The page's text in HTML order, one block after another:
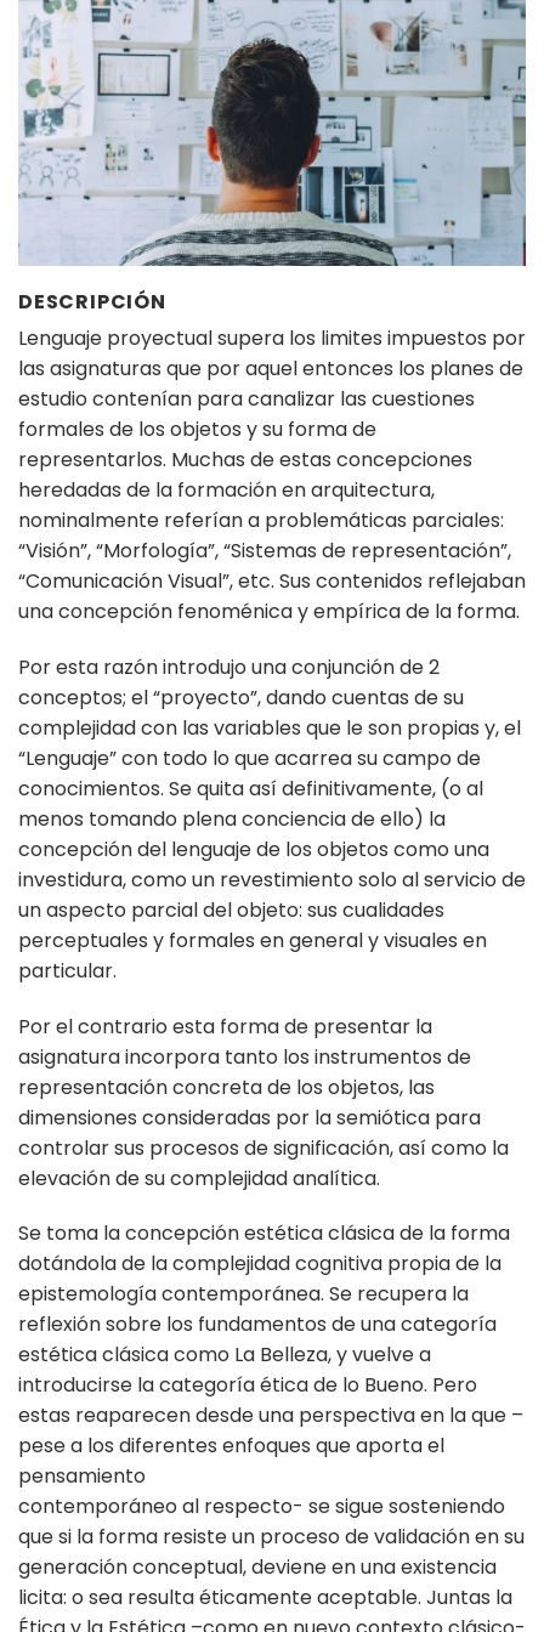
DESCRIPCIÓN
Lenguaje proyectual supera los limites impuestos por
las asignaturas que por aquel entonces los planes de
estudio contenían para canalizar las cuestiones
formales de los objetos y su forma de
representarlos. Muchas de estas concepciones
heredadas de la formación en arquitectura,
nominalmente referían a problemáticas parciales:
“Visión”, “Morfología”, “Sistemas de representación”,
“Comunicación Visual”, etc. Sus contenidos reflejaban
una concepción fenoménica y empírica de la forma.
Por esta razón introdujo una conjunción de 2
conceptos; el “proyecto”, dando cuentas de su
complejidad con las variables que le son propias y, el
“Lenguaje” con todo lo que acarrea su campo de
conocimientos. Se quita así definitivamente, (o al
menos tomando plena conciencia de ello) la
concepción del lenguaje de los objetos como una
investidura, como un revestimiento solo al servicio de
un aspecto parcial del objeto: sus cualidades
perceptuales y formales en general y visuales en
particular.
Por el contrario esta forma de presentar la
asignatura incorpora tanto los instrumentos de
representación concreta de los objetos, las
dimensiones consideradas por la semiótica para
controlar sus procesos de significación, así como la
elevación de su complejidad analítica.
Se toma la concepción estética clásica de la forma
dotándola de la complejidad cognitiva propia de la
epistemología contemporánea. Se recupera la
reflexión sobre los fundamentos de una categoría
estética clásica como La Belleza, y vuelve a
introducirse la categoría ética de lo Bueno. Pero
estas reaparecen desde una perspectiva en la que –
pese a los diferentes enfoques que aporta el
pensamiento
contemporáneo al respecto- se sigue sosteniendo
que si la forma resiste un proceso de validación en su
generación conceptual, deviene en una existencia
licita: o sea resulta éticamente aceptable. Juntas la